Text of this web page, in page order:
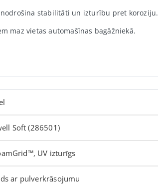
stabilitāti un izturību pret koroziju.
maz vietas automašīnas bagāžniekā.
Soft (286501)
UV izturīgs
ar pulverkrāsojumu